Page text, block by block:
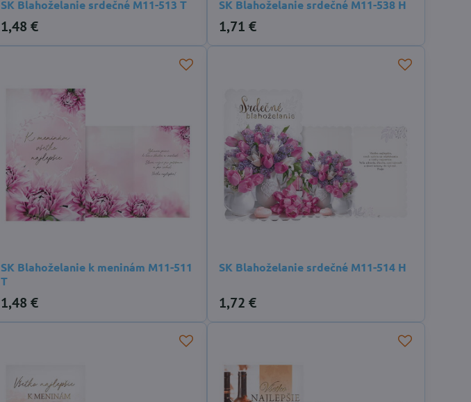
SK Blahoželanie srdečné M11-513 T
1,48 €
SK Blahoželanie srdečné M11-538 H
1,71 €
SK Blahoželanie k meninám M11-511
T
1,48 €
SK Blahoželanie srdečné M11-514 H
1,72 €